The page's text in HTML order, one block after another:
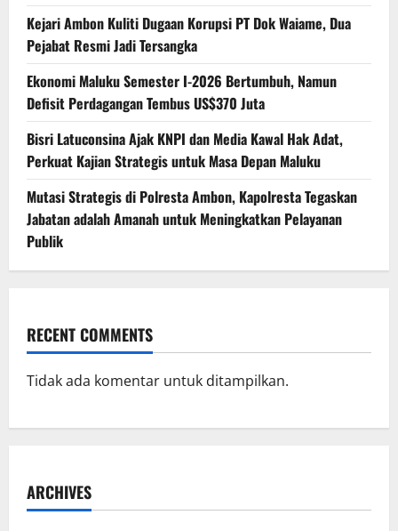
Kejari Ambon Kuliti Dugaan Korupsi PT Dok Waiame, Dua
Pejabat Resmi Jadi Tersangka
Ekonomi Maluku Semester I-2026 Bertumbuh, Namun
Defisit Perdagangan Tembus US$370 Juta
Bisri Latuconsina Ajak KNPI dan Media Kawal Hak Adat,
Perkuat Kajian Strategis untuk Masa Depan Maluku
Mutasi Strategis di Polresta Ambon, Kapolresta Tegaskan
Jabatan adalah Amanah untuk Meningkatkan Pelayanan
Publik
RECENT COMMENTS
Tidak ada komentar untuk ditampilkan.
ARCHIVES